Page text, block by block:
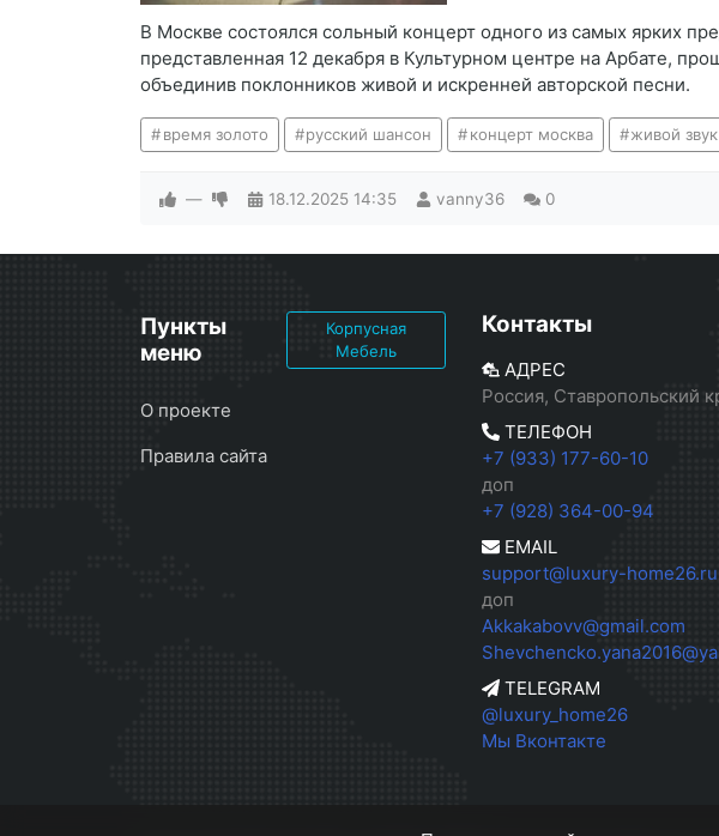
В Москве состоялся сольный концерт одного из самых ярких
представленная 12 декабря в Культурном центре на Арбате,
объединив поклонников живой и искренней авторской песни.
время золото русский шансон концерт москва живой звук
— 18.12.2025 14:35 vanny36 0
Пункты
меню
Корпусная
Мебель
О проекте
Правила сайта
Контакты
АДРЕС
Россия, Ставропольский
ТЕЛЕФОН
+7 (933) 177-60-10
доп
+7 (928) 364-00-94
EMAIL
support@luxury-home26.ru
доп
Akkakabovv@gmail.com
TELEGRAM
@luxury_home26
Мы Вконтакте